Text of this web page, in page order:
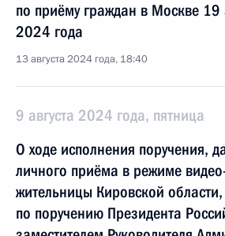
по приёму граждан в Москве 19
2024 года
13 августа 2024 года, 18:40
9 августа 2024 года, пятница
О ходе исполнения поручения,
личного приёма в режиме
жительницы Кировской
по поручению Президента